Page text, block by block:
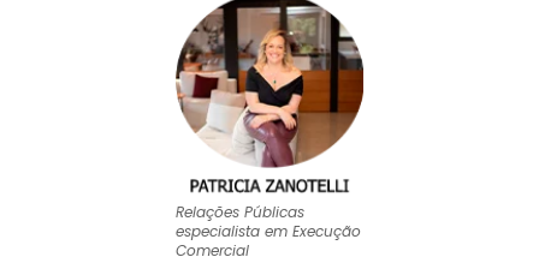
Relações Públicas
especialista em Execução
Comercial